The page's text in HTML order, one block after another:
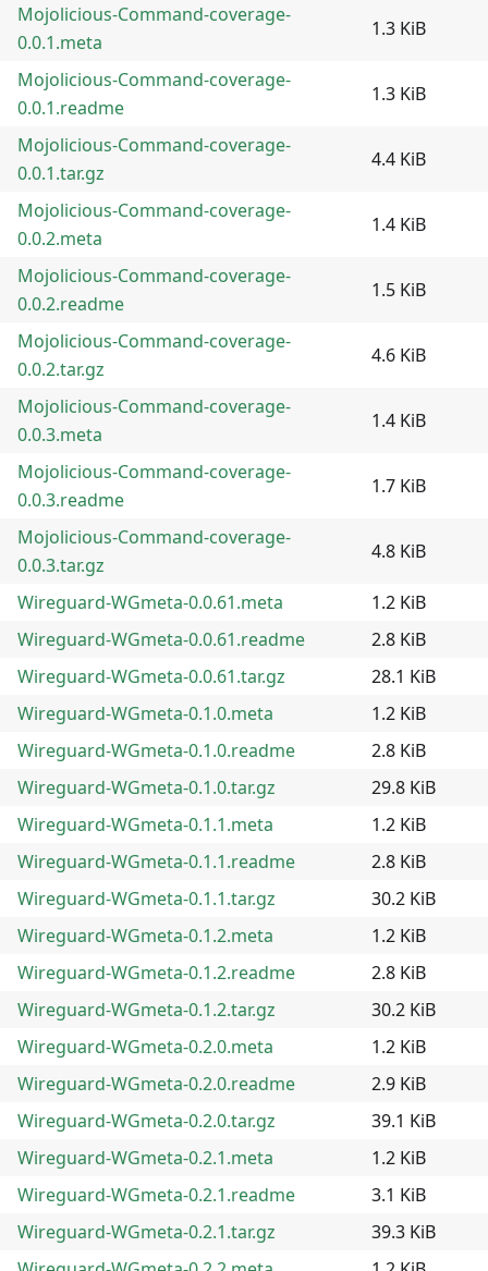
Mojolicious-Command-coverage-
0.0.1.meta
1.3 KiB
Mojolicious-Command-coverage-
0.0.1.readme
1.3 KiB
Mojolicious-Command-coverage-
0.0.1.tar.gz
4.4 KiB
Mojolicious-Command-coverage-
0.0.2.meta
1.4 KiB
Mojolicious-Command-coverage-
0.0.2.readme
1.5 KiB
Mojolicious-Command-coverage-
0.0.2.tar.gz
4.6 KiB
Mojolicious-Command-coverage-
0.0.3.meta
1.4 KiB
Mojolicious-Command-coverage-
0.0.3.readme
1.7 KiB
Mojolicious-Command-coverage-
0.0.3.tar.gz
4.8 KiB
Wireguard-WGmeta-0.0.61.meta
1.2 KiB
Wireguard-WGmeta-0.0.61.readme
2.8 KiB
Wireguard-WGmeta-0.0.61.tar.gz
28.1 KiB
Wireguard-WGmeta-0.1.0.meta
1.2 KiB
Wireguard-WGmeta-0.1.0.readme
2.8 KiB
Wireguard-WGmeta-0.1.0.tar.gz
29.8 KiB
Wireguard-WGmeta-0.1.1.meta
1.2 KiB
Wireguard-WGmeta-0.1.1.readme
2.8 KiB
Wireguard-WGmeta-0.1.1.tar.gz
30.2 KiB
Wireguard-WGmeta-0.1.2.meta
1.2 KiB
Wireguard-WGmeta-0.1.2.readme
2.8 KiB
Wireguard-WGmeta-0.1.2.tar.gz
30.2 KiB
Wireguard-WGmeta-0.2.0.meta
1.2 KiB
Wireguard-WGmeta-0.2.0.readme
2.9 KiB
Wireguard-WGmeta-0.2.0.tar.gz
39.1 KiB
Wireguard-WGmeta-0.2.1.meta
1.2 KiB
Wireguard-WGmeta-0.2.1.readme
3.1 KiB
Wireguard-WGmeta-0.2.1.tar.gz
39.3 KiB